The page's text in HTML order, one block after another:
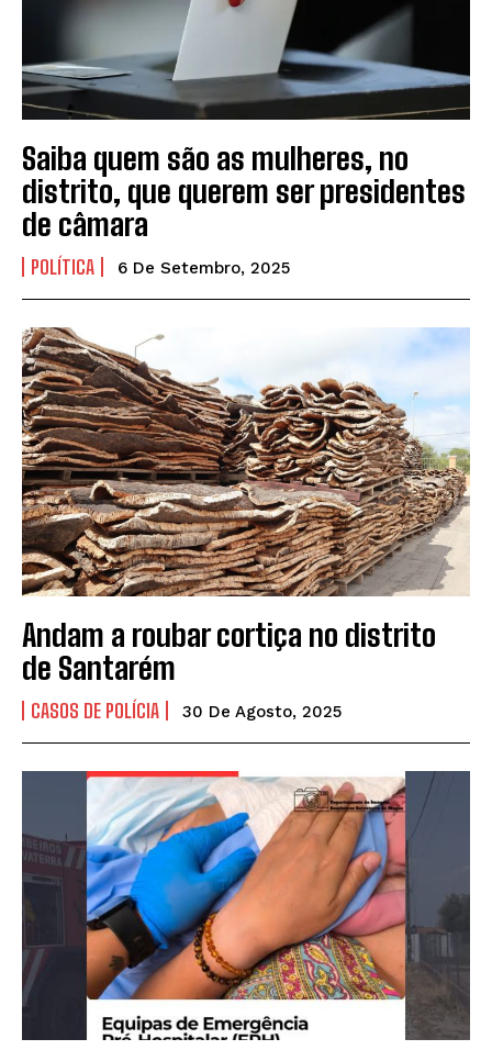
Saiba quem são as mulheres, no
distrito, que querem ser presidentes
de câmara
POLÍTICA 6 De Setembro, 2025
Andam a roubar cortiça no distrito
de Santarém
CASOS DE POLÍCIA 30 De Agosto, 2025